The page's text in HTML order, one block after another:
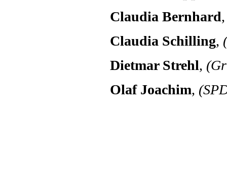
Claudia Bernhard
Claudia Schilling,
Dietmar Strehl,
Olaf Joachim,